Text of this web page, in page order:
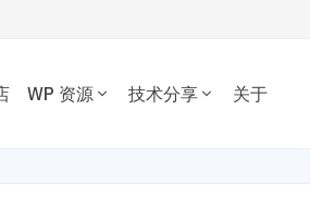
WP 资源 技术分享 关于